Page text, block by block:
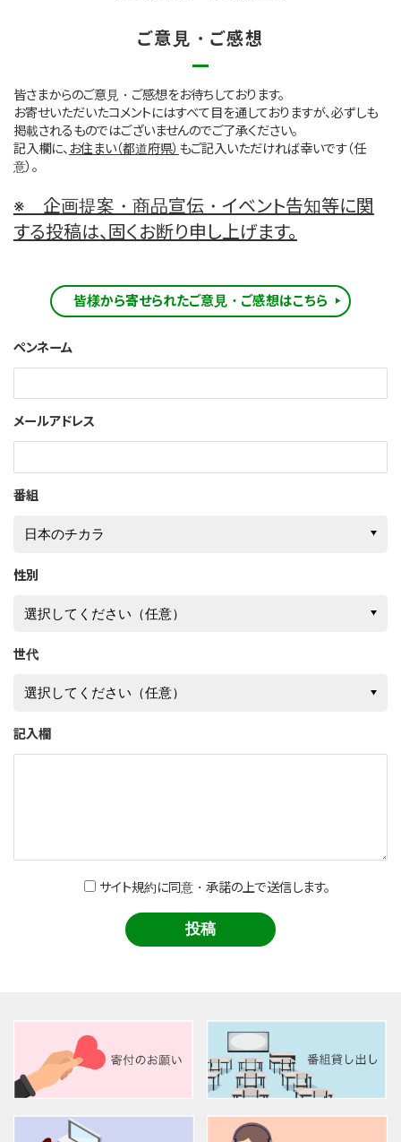
ご意見・ご感想
皆さまからのご意見・ご感想をお待ちしております。
お寄せいただいたコメントにはすべて目を通しておりますが、必ずしも
掲載されるものではございませんのでご了承ください。
記入欄に、 お住まい（都道府県） もご記入いただければ幸いです（任
意）。
※ 企画提案・商品宣伝・イベント告知等に関
する投稿は、固くお断り申し上げます。
皆様から寄せられたご意見・ご感想はこちら
ペンネーム
メールアドレス
番組
性別
世代
記入欄
サイト規約に同意・承諾の上で送信します。